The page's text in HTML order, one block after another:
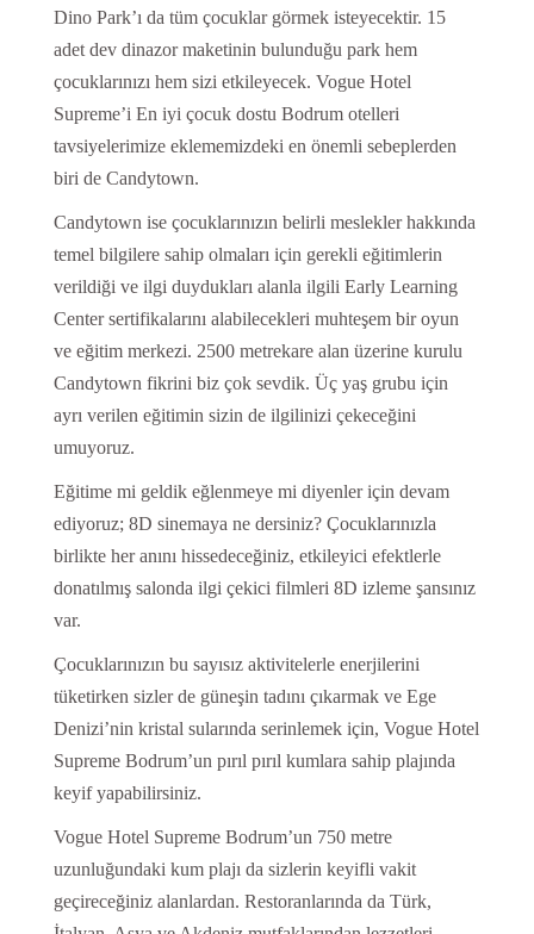
Dino Park’ı da tüm çocuklar görmek isteyecektir. 15
adet dev dinazor maketinin bulunduğu park hem
çocuklarınızı hem sizi etkileyecek. Vogue Hotel
Supreme’i En iyi çocuk dostu Bodrum otelleri
tavsiyelerimize eklememizdeki en önemli sebeplerden
biri de Candytown.
Candytown ise çocuklarınızın belirli meslekler hakkında
temel bilgilere sahip olmaları için gerekli eğitimlerin
verildiği ve ilgi duydukları alanla ilgili Early Learning
Center sertifikalarını alabilecekleri muhteşem bir oyun
ve eğitim merkezi. 2500 metrekare alan üzerine kurulu
Candytown fikrini biz çok sevdik. Üç yaş grubu için
ayrı verilen eğitimin sizin de ilgilinizi çekeceğini
umuyoruz.
Eğitime mi geldik eğlenmeye mi diyenler için devam
ediyoruz; 8D sinemaya ne dersiniz? Çocuklarınızla
birlikte her anını hissedeceğiniz, etkileyici efektlerle
donatılmış salonda ilgi çekici filmleri 8D izleme şansınız
var.
Çocuklarınızın bu sayısız aktivitelerle enerjilerini
tüketirken sizler de güneşin tadını çıkarmak ve Ege
Denizi’nin kristal sularında serinlemek için, Vogue Hotel
Supreme Bodrum’un pırıl pırıl kumlara sahip plajında
keyif yapabilirsiniz.
Vogue Hotel Supreme Bodrum’un 750 metre
uzunluğundaki kum plajı da sizlerin keyifli vakit
geçireceğiniz alanlardan. Restoranlarında da Türk,